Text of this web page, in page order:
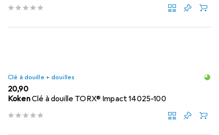
Clé à douille + douilles
EUR
20,90
KokenClé à douille TORX® Impact 14025-100